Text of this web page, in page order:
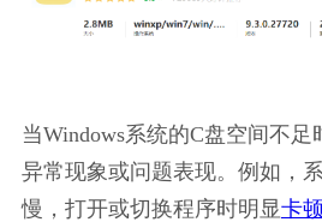
当Windows系统的C盘空间不
异常现象或问题表现。例如，
慢，打开或切换程序时明显卡顿